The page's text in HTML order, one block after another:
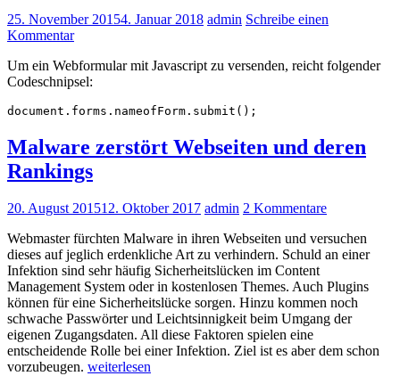
25. November 20154. Januar 2018 admin Schreibe einen
Kommentar
Um ein Webformular mit Javascript zu versenden, reicht folgender
Codeschnipsel:
Malware zerstört Webseiten und deren
Rankings
20. August 201512. Oktober 2017 admin 2 Kommentare
Webmaster fürchten Malware in ihren Webseiten und versuchen
dieses auf jeglich erdenkliche Art zu verhindern. Schuld an einer
Infektion sind sehr häufig Sicherheitslücken im Content
Management System oder in kostenlosen Themes. Auch Plugins
können für eine Sicherheitslücke sorgen. Hinzu kommen noch
schwache Passwörter und Leichtsinnigkeit beim Umgang der
eigenen Zugangsdaten. All diese Faktoren spielen eine
entscheidende Rolle bei einer Infektion. Ziel ist es aber dem schon
vorzubeugen. weiterlesen